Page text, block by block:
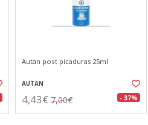
Autan post picaduras 25ml
AUTAN
4,43€ 7,00€ - 37%